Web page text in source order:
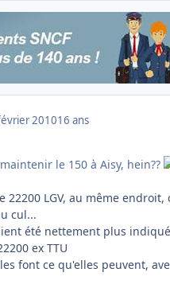
201016 ans
le 150 à Aisy, hein??
22200 LGV, au même
cul...
été nettement plus
ex TTU
font ce qu'elles peuvent,